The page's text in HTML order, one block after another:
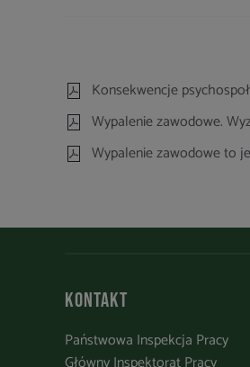
Konsekwencje
Wypalenie zawodowe.
Wypalenie zawodowe to
Kontakt
Państwowa Inspekcja Pracy